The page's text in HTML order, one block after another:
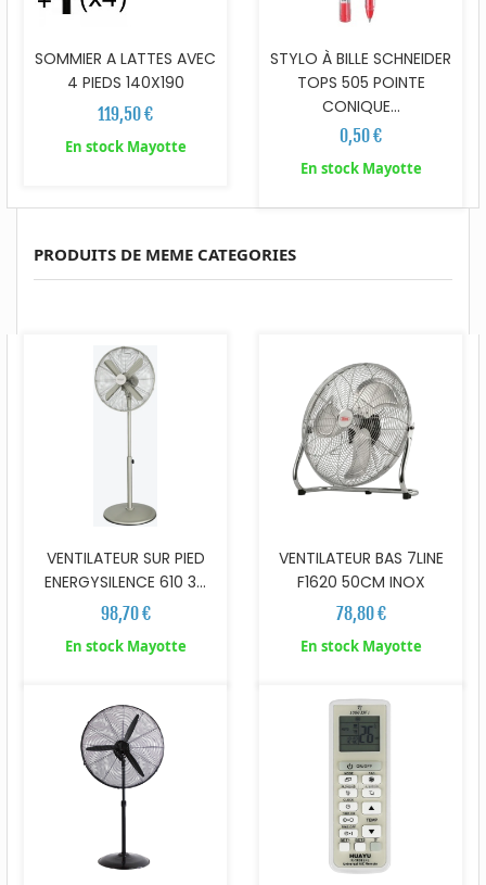
SOMMIER A LATTES AVEC
4 PIEDS 140X190
119,50 €
En stock Mayotte
STYLO À BILLE SCHNEIDER
TOPS 505 POINTE
CONIQUE...
0,50 €
En stock Mayotte
PRODUITS DE MEME CATEGORIES
VENTILATEUR SUR PIED
ENERGYSILENCE 610 3...
98,70 €
En stock Mayotte
VENTILATEUR BAS 7LINE
F1620 50CM INOX
78,80 €
En stock Mayotte